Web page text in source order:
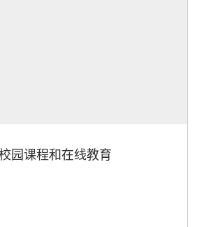
园课程和在线教育